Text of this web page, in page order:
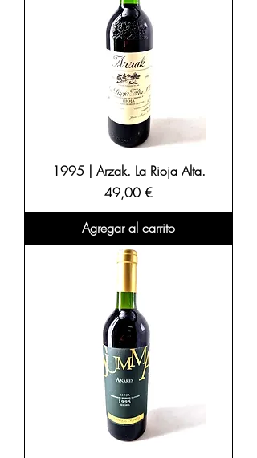
1995 | Arzak. La Rioja Alta.
Precio
49,00 €
Agregar al carrito